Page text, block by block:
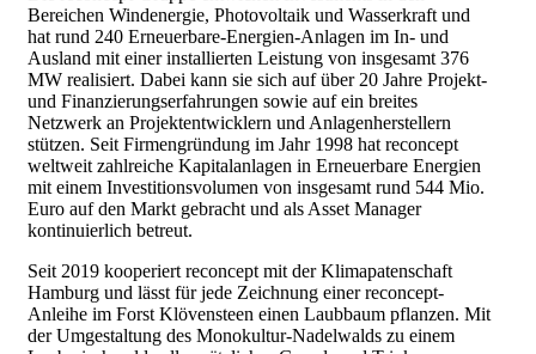
Bereichen Windenergie, Photovoltaik und Wasserkraft und
hat rund 240 Erneuerbare-Energien-Anlagen im In- und
Ausland mit einer installierten Leistung von insgesamt 376
MW realisiert. Dabei kann sie sich auf über 20 Jahre Projekt-
und Finanzierungserfahrungen sowie auf ein breites
Netzwerk an Projektentwicklern und Anlagenherstellern
stützen. Seit Firmengründung im Jahr 1998 hat reconcept
weltweit zahlreiche Kapitalanlagen in Erneuerbare Energien
mit einem Investitionsvolumen von insgesamt rund 544 Mio.
Euro auf den Markt gebracht und als Asset Manager
kontinuierlich betreut.
Seit 2019 kooperiert reconcept mit der Klimapatenschaft
Hamburg und lässt für jede Zeichnung einer reconcept-
Anleihe im Forst Klövensteen einen Laubbaum pflanzen. Mit
der Umgestaltung des Monokultur-Nadelwalds zu einem